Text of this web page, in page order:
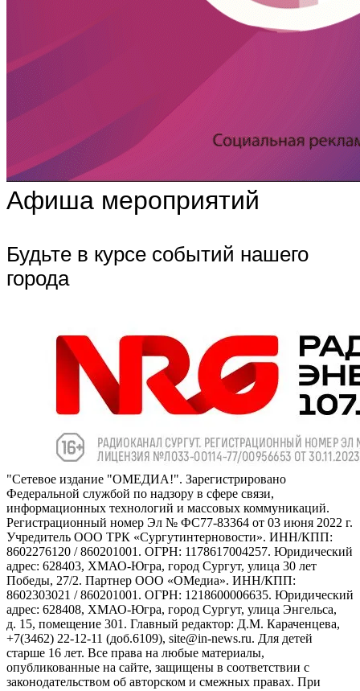
Афиша мероприятий
Будьте в курсе событий нашего
города
"Сетевое издание "ОМЕДИА!". Зарегистрировано
Федеральной службой по надзору в сфере связи,
информационных технологий и массовых коммуникаций.
Регистрационный номер Эл № ФС77-83364 от 03 июня 2022 г.
Учредитель ООО ТРК «Сургутинтерновости». ИНН/КПП:
8602276120 / 860201001. ОГРН: 1178617004257. Юридический
адрес: 628403, ХМАО-Югра, город Сургут, улица 30 лет
Победы, 27/2. Партнер ООО «ОМедиа». ИНН/КПП:
8602303021 / 860201001. ОГРН: 1218600006635. Юридический
адрес: 628408, ХМАО-Югра, город Сургут, улица Энгельса,
д. 15, помещение 301. Главный редактор: Д.М. Караченцева,
+7(3462) 22-12-11 (доб.6109), site@in-news.ru. Для детей
старше 16 лет. Все права на любые материалы,
опубликованные на сайте, защищены в соответствии с
законодательством об авторском и смежных правах. При